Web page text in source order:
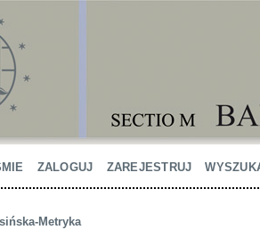
ZALOGUJ ZAREJESTRUJ
Metryka